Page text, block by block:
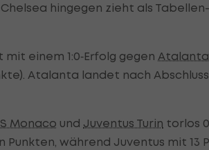
hingegen zieht als
einem 1:0‑Erfolg gegen
Atalanta landet nach Abschluss
Monaco und Juventus Turin torlos
Punkten, während Juventus mit 13